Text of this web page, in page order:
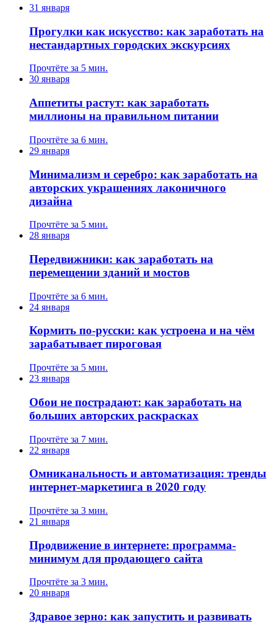
31 января
Прогулки как искусство: как заработать на
нестандартных городских экскурсиях
Прочтёте за 5 мин.
30 января
Аппетиты растут: как заработать
миллионы на правильном питании
Прочтёте за 6 мин.
29 января
Минимализм и серебро: как заработать на
авторских украшениях лаконичного
дизайна
Прочтёте за 5 мин.
28 января
Передвижники: как заработать на
перемещении зданий и мостов
Прочтёте за 6 мин.
24 января
Кормить по-русски: как устроена и на чём
зарабатывает пироговая
Прочтёте за 5 мин.
23 января
Обои не пострадают: как заработать на
больших авторских раскрасках
Прочтёте за 7 мин.
22 января
Омниканальность и автоматизация: тренды
интернет-маркетинга в 2020 году
Прочтёте за 3 мин.
21 января
Продвижение в интернете: программа-
минимум для продающего сайта
Прочтёте за 3 мин.
20 января
Здравое зерно: как запустить и развивать